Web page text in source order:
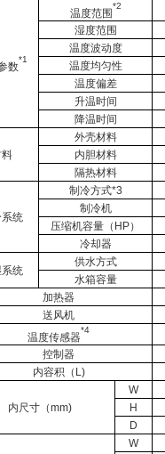
数
*1
温度范围
*2
湿度范围
温度波动度
温度均匀性
温度偏差
升温时间
降温时间
料
外壳材料
内胆材料
隔热材料
统
制冷方式*3
制冷机
压缩机容量（HP）
冷却器
统
供水方式
水箱容量
加热器
送风机
温度传感器
*4
控制器
内容积（L)
内尺寸（mm)
W
H
D
W